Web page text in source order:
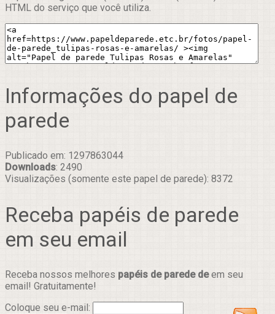
HTML do serviço que você utiliza.
Informações do papel de
parede
Publicado em: 1297863044
Downloads: 2490
Visualizações (somente este papel de parede): 8372
Receba papéis de parede
em seu email
Receba nossos melhores papéis de parede deem seu
email! Gratuitamente!
Coloque seu e-mail: